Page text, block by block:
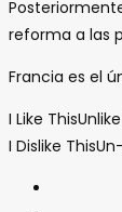
reforma a las
Francia es el
I Like ThisUnlike
I Dislike This